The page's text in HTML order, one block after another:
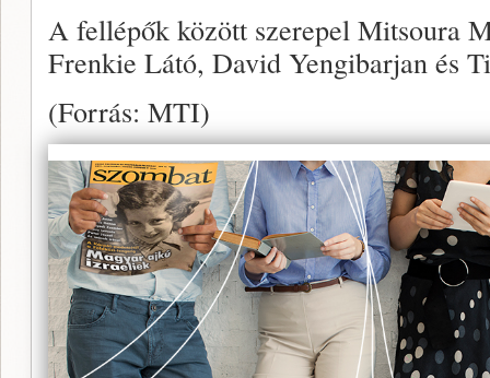
A fellépők között szerepel Mitsoura
Frenkie Látó, David Yengibarjan és
(Forrás: MTI)